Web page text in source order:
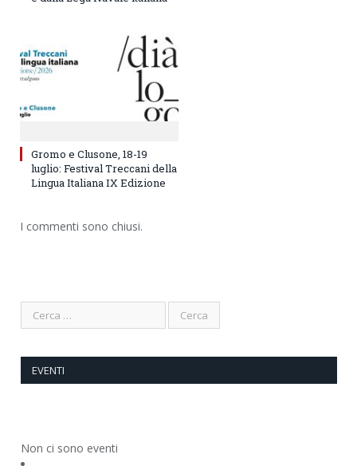
Gromo e Clusone, 18-19
luglio: Festival Treccani della
Lingua Italiana IX Edizione
I commenti sono chiusi.
EVENTI
Non ci sono eventi